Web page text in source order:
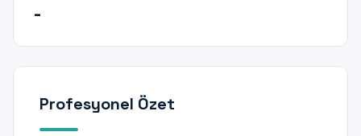
-
Profesyonel Özet